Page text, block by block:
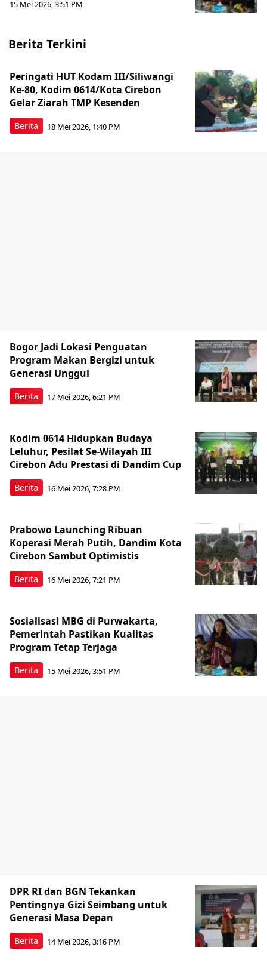
15 Mei 2026, 3:51 PM
Berita Terkini
Berita
Peringati HUT Kodam III/Siliwangi
Ke-80, Kodim 0614/Kota Cirebon
Gelar Ziarah TMP Kesenden
18 Mei 2026, 1:40 PM
Berita
Bogor Jadi Lokasi Penguatan
Program Makan Bergizi untuk
Generasi Unggul
17 Mei 2026, 6:21 PM
Berita
Kodim 0614 Hidupkan Budaya
Leluhur, Pesilat Se-Wilayah III
Cirebon Adu Prestasi di Dandim Cup
16 Mei 2026, 7:28 PM
Berita
Prabowo Launching Ribuan
Koperasi Merah Putih, Dandim Kota
Cirebon Sambut Optimistis
16 Mei 2026, 7:21 PM
Berita
Sosialisasi MBG di Purwakarta,
Pemerintah Pastikan Kualitas
Program Tetap Terjaga
15 Mei 2026, 3:51 PM
Berita
DPR RI dan BGN Tekankan
Pentingnya Gizi Seimbang untuk
Generasi Masa Depan
14 Mei 2026, 3:16 PM